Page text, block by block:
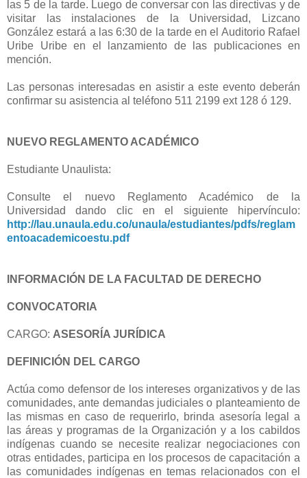
las 5 de la tarde. Luego de conversar con las directivas y de
visitar las instalaciones de la Universidad, Lizcano
González estará a las 6:30 de la tarde en el Auditorio Rafael
Uribe Uribe en el lanzamiento de las publicaciones en
mención.
Las personas interesadas en asistir a este evento deberán
confirmar su asistencia al teléfono 511 2199 ext 128 ó 129.
NUEVO REGLAMENTO ACADÉMICO
Estudiante Unaulista:
Consulte el nuevo Reglamento Académico de la
Universidad dando clic en el siguiente hipervínculo:
http://lau.unaula.edu.co/unaula/estudiantes/pdfs/reglam
entoacademicoestu.pdf
INFORMACIÓN DE LA FACULTAD DE DERECHO
CONVOCATORIA
CARGO: ASESORÍA JURÍDICA
DEFINICIÓN DEL CARGO
Actúa como defensor de los intereses organizativos y de las
comunidades, ante demandas judiciales o planteamiento de
las mismas en caso de requerirlo, brinda asesoría legal a
las áreas y programas de la Organización y a los cabildos
indígenas cuando se necesite realizar negociaciones con
otras entidades, participa en los procesos de capacitación a
las comunidades indígenas en temas relacionados con el